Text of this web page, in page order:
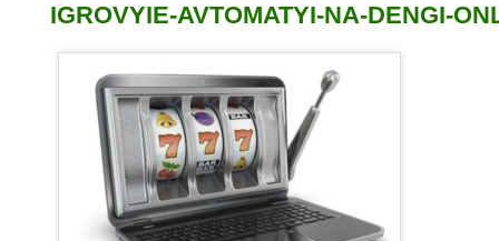
IGROVYIE-AVTOMATYI-NA-DENGI-